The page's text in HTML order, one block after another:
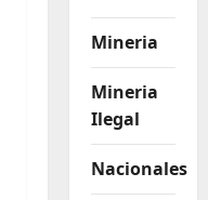
Mineria
Mineria
Ilegal
Nacionales